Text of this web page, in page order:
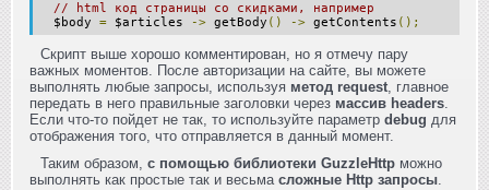
// html код страницы со скидками, например
$body = $articles -> getBody () -> getContents ();
Скрипт выше хорошо комментирован, но я отмечу пару
важных моментов. После авторизации на сайте, вы можете
выполнять любые запросы, используя метод request, главное
передать в него правильные заголовки через массив headers.
Если что-то пойдет не так, то используйте параметр debug для
отображения того, что отправляется в данный момент.
Таким образом, с помощью библиотеки GuzzleHttp можно
выполнять как простые так и весьма сложные Http запросы.